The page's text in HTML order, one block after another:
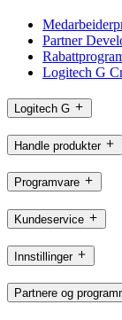
Partner
Logitech G
Logitech G
Handle produkter
Programvare
Kundeservice
Innstillinger
Partnere og